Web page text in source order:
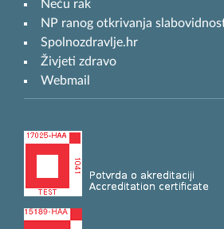
Neću rak
NP ranog otkrivanja
Spolnozdravlje.hr
Živjeti zdravo
Webmail